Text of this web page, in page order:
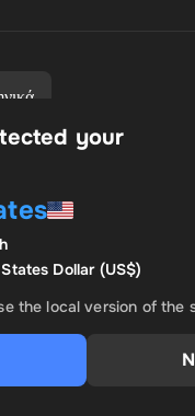
Προσθήκη στο καλάθι
your
Dollar(US$)
the local version of the